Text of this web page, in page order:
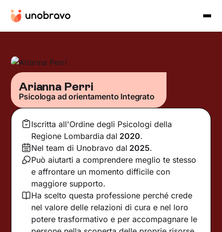
Arianna Perri
Psicologa ad orientamento Integrato
Iscritta all'Ordine degli Psicologi della
Regione Lombardia dal 2020.
Nel team di Unobravo dal 2025.
Può aiutarti a comprendere meglio te stesso
e affrontare un momento difficile con
maggiore supporto.
Ha scelto questa professione perché crede
nel valore delle relazioni di cura e nel loro
potere trasformativo e per accompagnare le